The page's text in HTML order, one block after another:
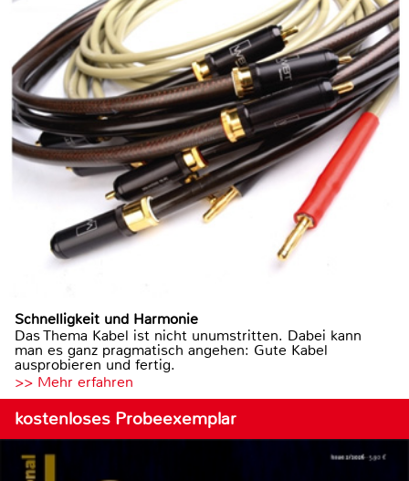
Schnelligkeit und Harmonie
Das Thema Kabel ist nicht unumstritten. Dabei kann
man es ganz pragmatisch angehen: Gute Kabel
ausprobieren und fertig.
>> Mehr erfahren
kostenloses Probeexemplar